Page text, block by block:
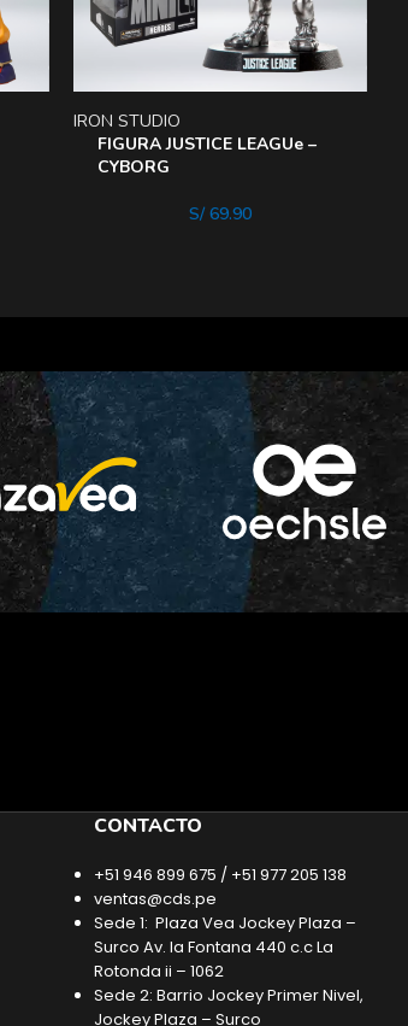
FIGURA JUSTICE LEAGUe –
CYBORG
IRON STUDIO
S/69.90
CONTACTO
+51 946 899 675 / +51 977 205 138
ventas@cds.pe
Sede 1: Plaza Vea Jockey Plaza –
Surco Av. la Fontana 440 c.c La
Rotonda ii – 1062
Sede 2: Barrio Jockey Primer Nivel,
Jockey Plaza – Surco